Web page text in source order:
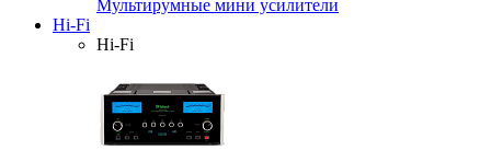
Мультирумные мини усилители
Hi-Fi
Hi-Fi